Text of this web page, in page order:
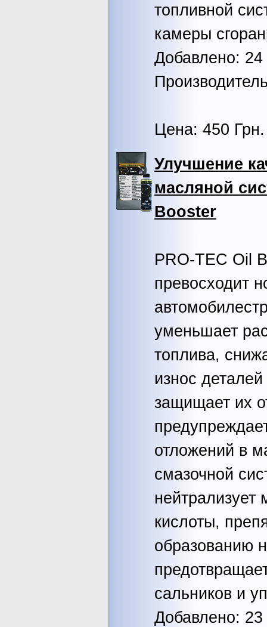
топливной
камеры
Добавлено:
Цена: 450 Грн.
Улучшение
масляной
Booster
PRO-TEC Oil
превосходит
уменьшает
топлива,
износ деталей
защищает их
отложений в
смазочной
нейтрализует
кислоты,
образованию
сальников и
Добавлено: